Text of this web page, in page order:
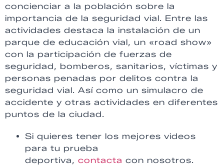
concienciar a la población sobre la
importancia de la seguridad vial. Entre las
actividades destaca la instalación de un
parque de educación vial, un «road show»
con la participación de fuerzas de
seguridad, bomberos, sanitarios, víctimas y
personas penadas por delitos contra la
seguridad vial. Así como un simulacro de
accidente y otras actividades en diferentes
puntos de la ciudad.
Si quieres tener los mejores videos
para tu prueba
deportiva, contacta con nosotros.